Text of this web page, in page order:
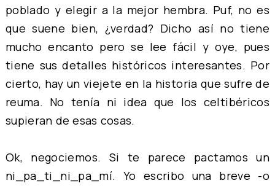
poblado y elegir a la mejor hembra. Puf, no es
que suene bien, ¿verdad? Dicho así no tiene
mucho encanto pero se lee fácil y oye, pues
tiene sus detalles históricos interesantes. Por
cierto, hay un viejete en la historia que sufre de
reuma. No tenía ni idea que los celtibéricos
supieran de esas cosas.
Ok, negociemos. Si te parece pactamos un
ni_pa_ti_ni_pa_mí. Yo escribo una breve -o